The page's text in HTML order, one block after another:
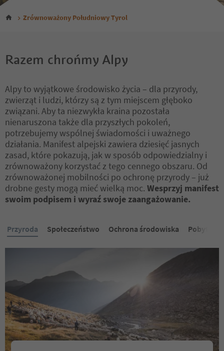
Zrównoważony Południowy Tyrol
Razem chrońmy Alpy
Alpy to wyjątkowe środowisko życia – dla przyrody,
zwierząt i ludzi, którzy są z tym miejscem głęboko
związani. Aby ta niezwykła kraina pozostała
nienaruszona także dla przyszłych pokoleń,
potrzebujemy wspólnej świadomości i uważnego
działania. Manifest alpejski zawiera dziesięć jasnych
zasad, które pokazują, jak w sposób odpowiedzialny i
zrównoważony korzystać z tego cennego obszaru. Od
zrównoważonej mobilności po ochronę przyrody – już
drobne gesty mogą mieć wielką moc. Wesprzyj manifest
swoim podpisem i wyraź swoje zaangażowanie.
Przyroda Społeczeństwo Ochrona środowiska Pobyt